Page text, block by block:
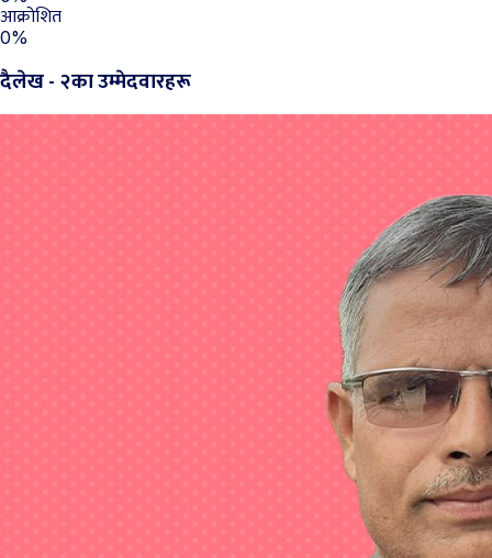
आक्रोशित
0%
दैलेख - २का उम्मेदवारहरू